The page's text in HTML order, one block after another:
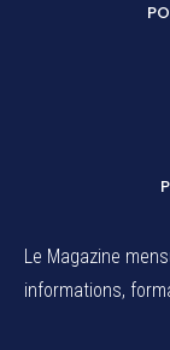
Le Magazine
informations,